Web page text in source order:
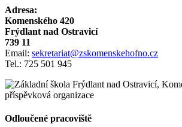
Adresa:
Komenského 420
Frýdlant nad Ostravicí
739 11
Email: sekretariat@zskomenskehofno.cz
Tel.: 725 501 945
Odloučené pracoviště